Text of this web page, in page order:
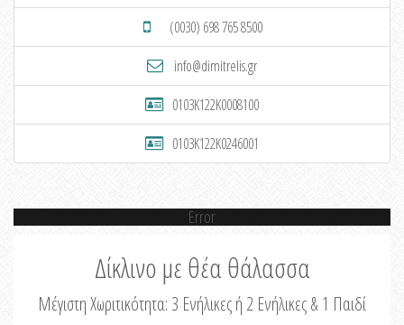
(0030) 698 765 8500
info@dimitrelis.gr
0103K122K0008100
0103K122K0246001
Error
Δίκλινο με θέα θάλασσα
Μέγιστη Χωριτικότητα: 3 Ενήλικες ή 2 Ενήλικες & 1 Παιδί